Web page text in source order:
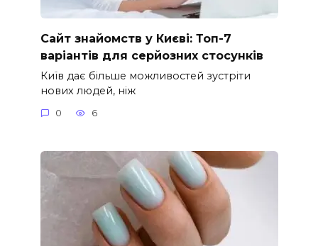
Сайт знайомств у Києві: Топ-7
варіантів для серйозних стосунків
Київ дає більше можливостей зустріти
нових людей, ніж
0 6